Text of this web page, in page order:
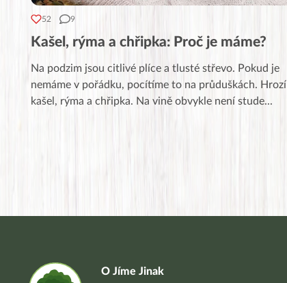
52 9
Kašel, rýma a chřipka: Proč je máme?
Na podzim jsou citlivé plíce a tlusté střevo. Pokud je
nemáme v pořádku, pocítíme to na průduškách. Hrozí
kašel, rýma a chřipka. Na vině obvykle není stude...
O Jíme Jinak